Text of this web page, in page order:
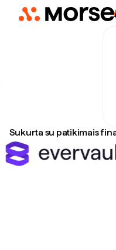
Sukurta su patikimais